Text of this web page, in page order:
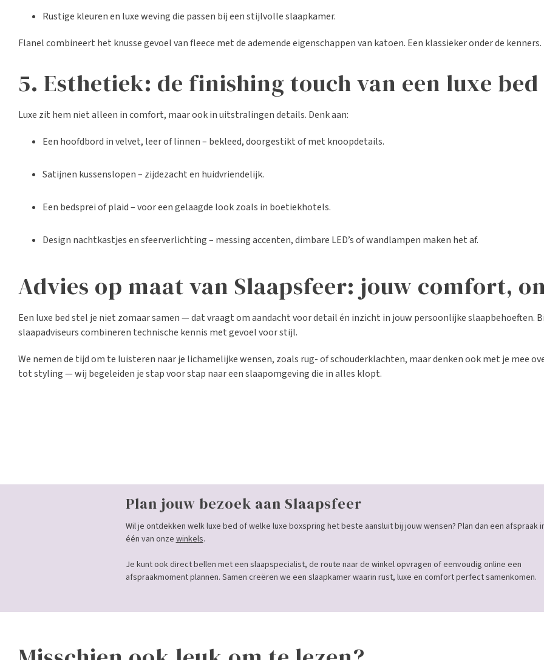
Rustige kleuren en luxe weving die passen bij een stijlvolle slaapkamer.
Flanel combineert het knusse gevoel van fleece met de ademende eigenschappen van katoen. Een klassieker onder de kenners.
5. Esthetiek: de finishing touch van een luxe bed
Luxe zit hem niet alleen in comfort, maar ook in uitstralingen details. Denk aan:
Een hoofdbord in velvet, leer of linnen – bekleed, doorgestikt of met knoopdetails.
Satijnen kussenslopen – zijdezacht en huidvriendelijk.
Een bedsprei of plaid – voor een gelaagde look zoals in boetiekhotels.
Design nachtkastjes en sfeerverlichting – messing accenten, dimbare LED’s of wandlampen maken het af.
Advies op maat van Slaapsfeer: jouw comfort,
Een luxe bed stel je niet zomaar samen — dat vraagt om aandacht voor detail én inzicht in jouw persoonlijke slaapbehoeften.
slaapadviseurs combineren technische kennis met gevoel voor stijl.
We nemen de tijd om te luisteren naar je lichamelijke wensen, zoals rug- of schouderklachten, maar denken ook met je mee
tot styling — wij begeleiden je stap voor stap naar een slaapomgeving die in alles klopt.
Plan jouw bezoek aan Slaapsfeer
Wil je ontdekken welk luxe bed of welke luxe boxspring het beste aansluit bij jouw wensen? Plan dan een afspraak
één van onzewinkels.
Je kunt ook direct bellen met een slaapspecialist, de route naar de winkel opvragen of eenvoudig online een
afspraakmoment plannen. Samen creëren we een slaapkamer waarin rust, luxe en comfort perfect samenkomen.